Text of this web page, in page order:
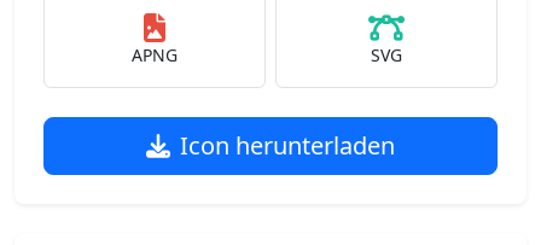
APNG SVG
Icon herunterladen